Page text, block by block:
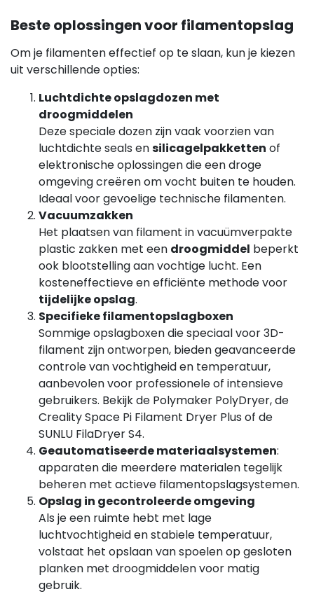
Beste oplossingen voor filamentopslag
Om je filamenten effectief op te slaan, kun je kiezen
uit verschillende opties:
Luchtdichte opslagdozen met
droogmiddelen
Deze speciale dozen zijn vaak voorzien van
luchtdichte seals ensilicagelpakketten of
elektronische oplossingen die een droge
omgeving creëren om vocht buiten te houden.
Ideaal voor gevoelige technische filamenten.
Vacuumzakken
Het plaatsen van filament in vacuümverpakte
plastic zakken met een droogmiddel beperkt
ook blootstelling aan vochtige lucht. Een
kosteneffectieve en efficiënte methode voor
tijdelijke opslag.
Specifieke filamentopslagboxen
Sommige opslagboxen die speciaal voor 3D-
filament zijn ontworpen, bieden geavanceerde
controle van vochtigheid en temperatuur,
aanbevolen voor professionele of intensieve
gebruikers. Bekijk de Polymaker PolyDryer, de
Creality Space Pi Filament Dryer Plus of de
SUNLU FilaDryer S4.
Geautomatiseerde materiaalsystemen:
apparaten die meerdere materialen tegelijk
beheren met actieve filamentopslagsystemen.
Opslag in gecontroleerde omgeving
Als je een ruimte hebt met lage
luchtvochtigheid en stabiele temperatuur,
volstaat het opslaan van spoelen op gesloten
planken met droogmiddelen voor matig
gebruik.